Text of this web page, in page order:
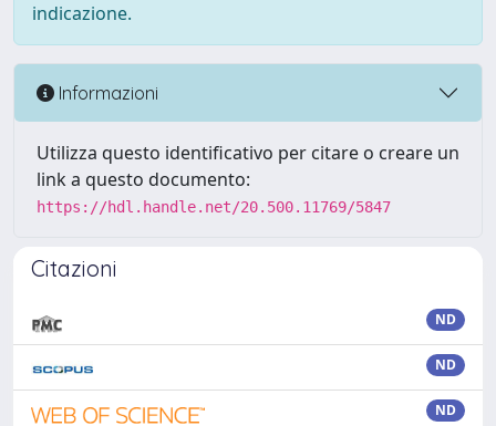
indicazione.
Informazioni
Utilizza questo identificativo per citare o creare un
link a questo documento:
https://hdl.handle.net/20.500.11769/5847
Citazioni
ND
ND
ND